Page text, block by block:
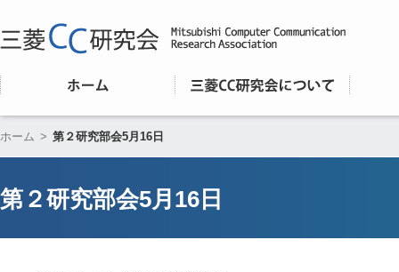
ホーム > 第２研究部会5月16日
第２研究部会5月16日